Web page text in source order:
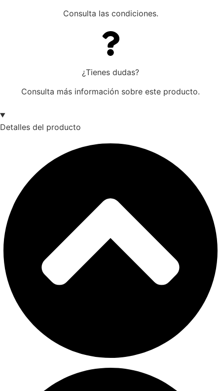
Consulta las condiciones.
¿Tienes dudas?
Consulta más información sobre este producto.
Detalles del producto